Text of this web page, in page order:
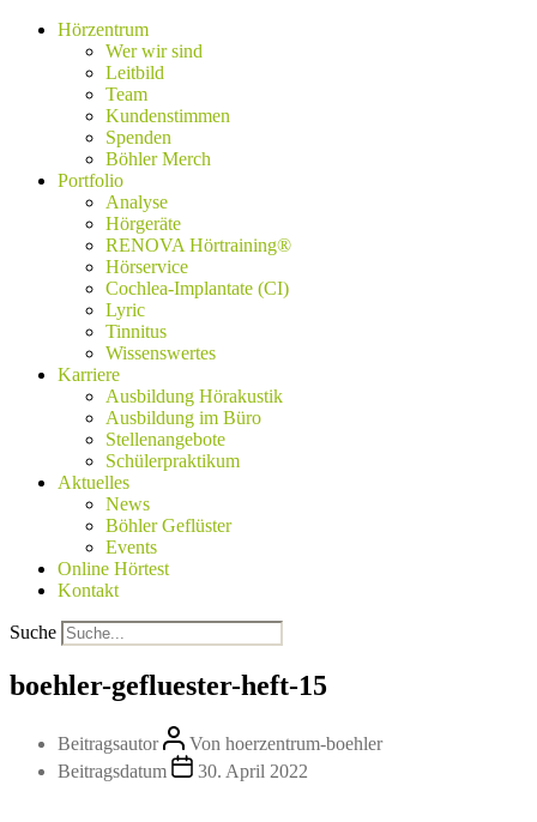
Hörzentrum
Wer wir sind
Leitbild
Team
Kundenstimmen
Spenden
Böhler Merch
Portfolio
Analyse
Hörgeräte
RENOVA Hörtraining®
Hörservice
Cochlea-Implantate (CI)
Lyric
Tinnitus
Wissenswertes
Karriere
Ausbildung Hörakustik
Ausbildung im Büro
Stellenangebote
Schülerpraktikum
Aktuelles
News
Böhler Geflüster
Events
Online Hörtest
Kontakt
Suche
boehler-gefluester-heft-15
Beitragsautor Von hoerzentrum-boehler
Beitragsdatum
30. April 2022